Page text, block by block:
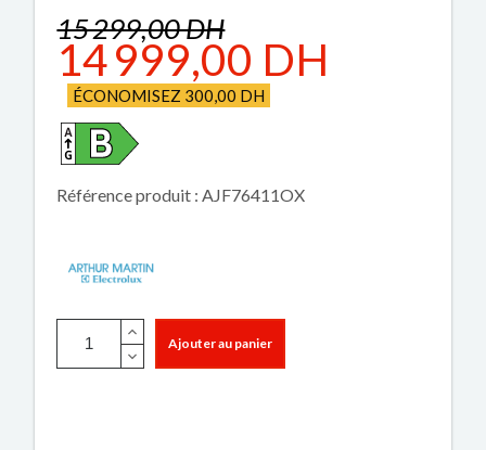
15 299,00 DH
14 999,00 DH
ÉCONOMISEZ 300,00 DH
Référence produit : AJF76411OX
Ajouter au panier